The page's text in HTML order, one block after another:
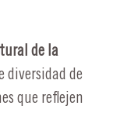
de la
diversidad de
que reflejen